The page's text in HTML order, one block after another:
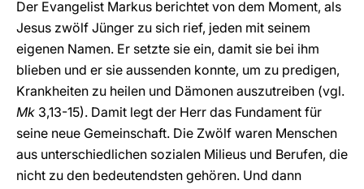
Der Evangelist Markus berichtet von dem Moment, als
Jesus zwölf Jünger zu sich rief, jeden mit seinem
eigenen Namen. Er setzte sie ein, damit sie bei ihm
blieben und er sie aussenden konnte, um zu predigen,
Krankheiten zu heilen und Dämonen auszutreiben (vgl.
Mk 3,13-15). Damit legt der Herr das Fundament für
seine neue Gemeinschaft. Die Zwölf waren Menschen
aus unterschiedlichen sozialen Milieus und Berufen, die
nicht zu den bedeutendsten gehören. Und dann